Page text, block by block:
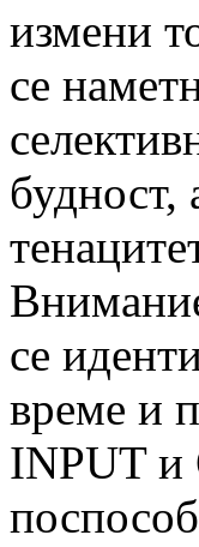
измени
се
будност,
се
време и
INPUT и